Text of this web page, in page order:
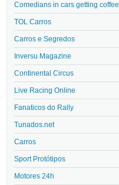
Comedians in cars getting coffee
TOL Carros
Carros e Segredos
Inversu Magazine
Continental Circus
Live Racing Online
Fanaticos do Rally
Tunados.net
Carros
Sport Protótipos
Motores 24h